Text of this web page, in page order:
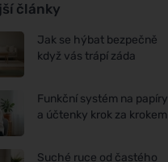
články
Jak se hýbat bezpečně
když vás trápí záda
Funkční systém na papíry
a účtenky krok za krokem
Suché ruce od častého